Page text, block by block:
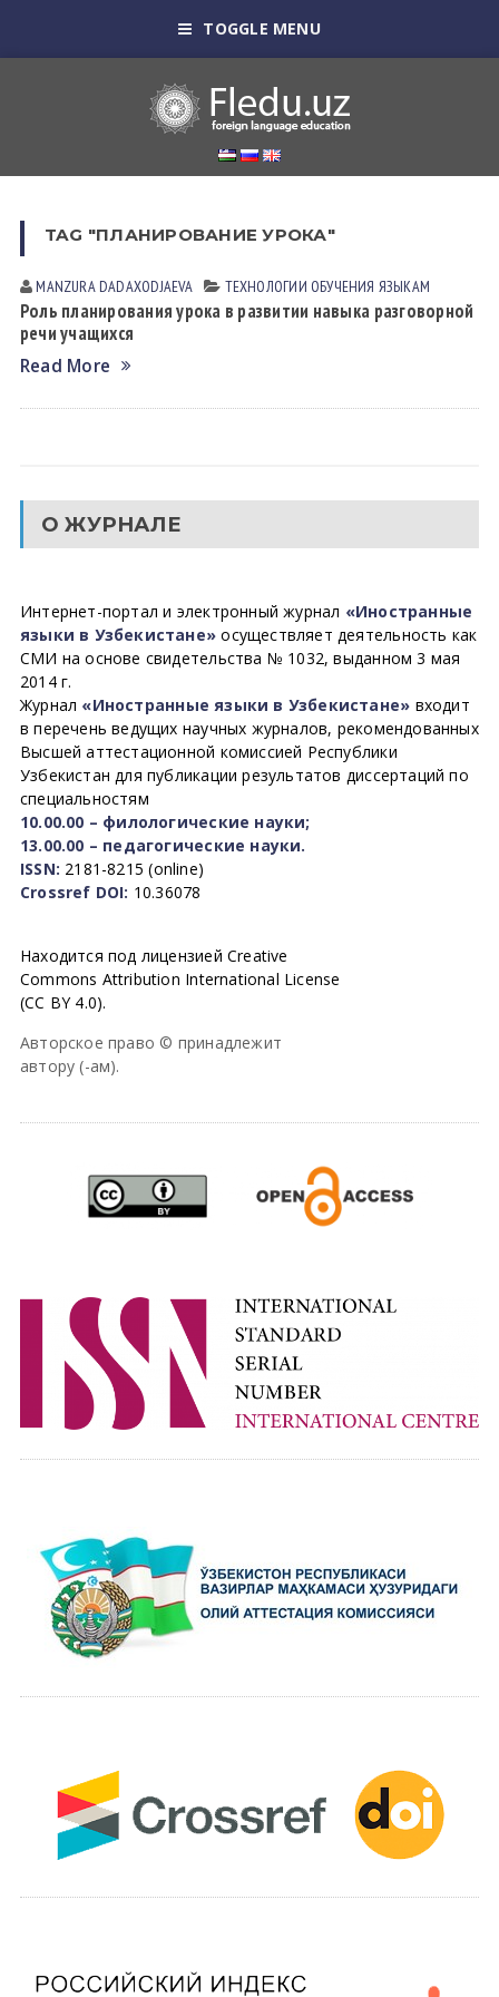
TOGGLE MENU
TAG "ПЛАНИРОВАНИЕ УРОКА"
MANZURA DАDАXODJАEVА ТЕХНОЛОГИИ ОБУЧЕНИЯ ЯЗЫКАМ
Роль планирования урока в развитии навыка разговорной
речи учащихся
Read More
О ЖУРНАЛЕ
Интернет-портал и электронный журнал «Иностранные
языки в Узбекистане» осуществляет деятельность как
СМИ на основе свидетельства № 1032, выданном 3 мая
2014 г.
Журнал «Иностранные языки в Узбекистане» входит
в перечень ведущих научных журналов, рекомендованных
Высшей аттестационной комиссией Республики
Узбекистан для публикации результатов диссертаций по
специальностям
10.00.00 – филологические науки;
13.00.00 – педагогические науки.
ISSN: 2181-8215 (online)
Crossref DOI: 10.36078
Находится под лицензией Creative
Commons Attribution International License
(CC BY 4.0).
Авторское право © принадлежит
автору (-ам).